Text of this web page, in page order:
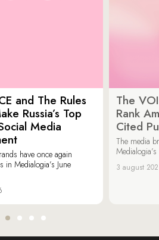
and The Rules
Russia’s Top
Media
have once again
in Medialogia’s June
The
Rank
Cited
The media
3 august